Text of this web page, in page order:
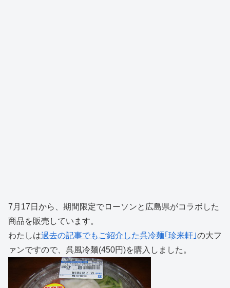
7月17日から、期間限定でローソンと広島県がコラボした
商品を販売しています。
わたしは過去の記事でもご紹介した呉冷麺｢珍来軒｣の大フ
ァンですので、呉風冷麺(450円)を購入しました。